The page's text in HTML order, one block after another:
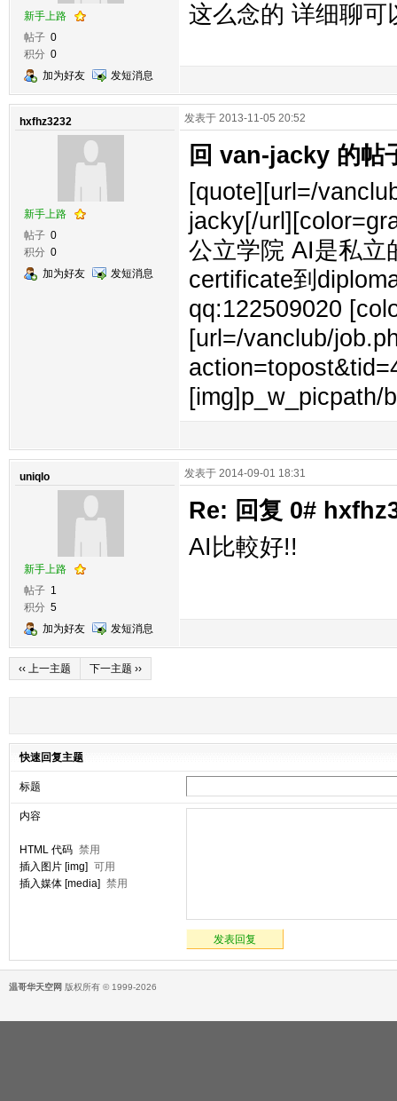
新手上路
帖子 0
积分 0
加为好友
发短消息
这么念的 详细聊可
hxfhz3232
新手上路
帖子 0
积分 0
加为好友
发短消息
发表于 2013-11-05 20:52
回 van-jacky 的帖
[quote][url=/
jacky[/
公立学院 AI是私立
certificate到
qq:122509020
[url=/vanclub/
[img]p_w_picpath/
uniqlo
新手上路
帖子 1
积分 5
加为好友
发短消息
发表于 2014-09-01 18:31
Re: 回复 0#
AI比較好!!
‹‹ 上一主题 下一主题 ››
快速回复主题
标题
内容
HTML 代码 禁用
插入图片 [img] 可用
插入媒体 [media] 禁用
发表回复
温哥华天空网 版权所有 © 1999-2026